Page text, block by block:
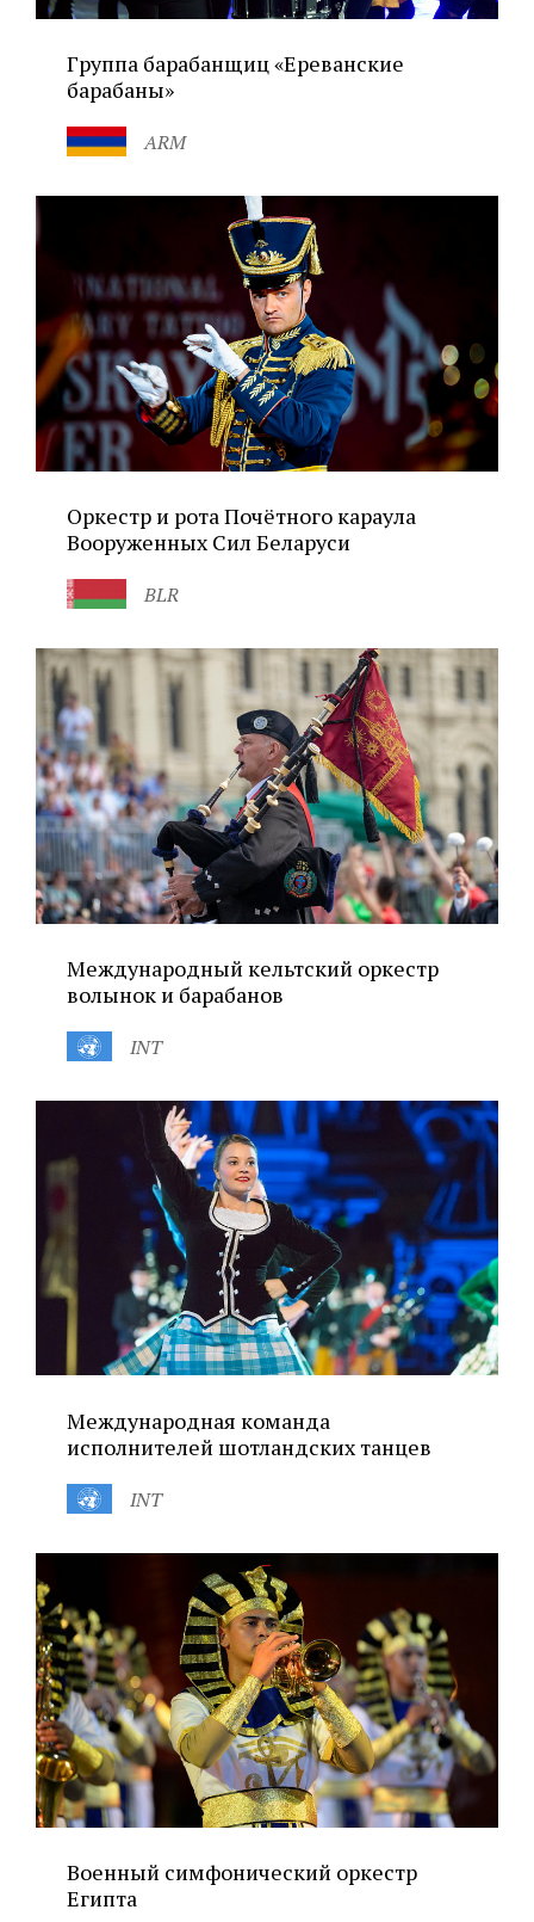
Группа барабанщиц «Ереванские
барабаны»
ARM
Оркестр и рота Почётного караула
Вооруженных Сил Беларуси
BLR
Международный кельтский оркестр
волынок и барабанов
INT
Международная команда
исполнителей шотландских танцев
INT
Военный симфонический оркестр
Египта